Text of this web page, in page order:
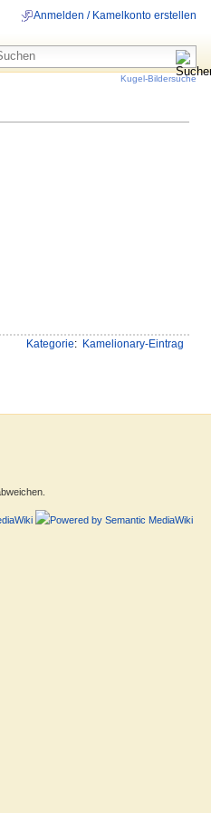
Kategorie: Kamelionary-Eintrag
Anmelden / Kamelkonto erstellen
Kugel-Bildersuche